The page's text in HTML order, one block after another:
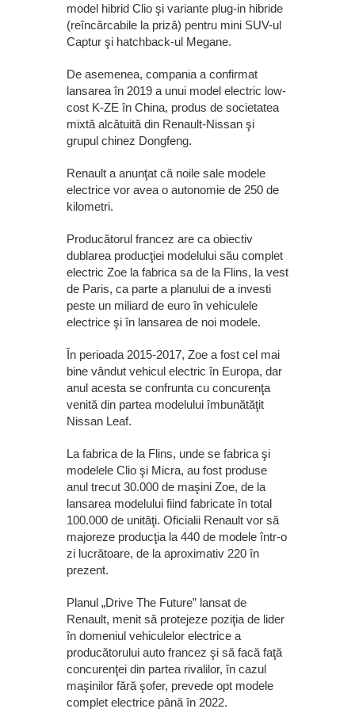
model hibrid Clio şi variante plug-in hibride
(reîncărcabile la priză) pentru mini SUV-ul
Captur şi hatchback-ul Megane.
De asemenea, compania a confirmat
lansarea în 2019 a unui model electric low-
cost K-ZE în China, produs de societatea
mixtă alcătuită din Renault-Nissan şi
grupul chinez Dongfeng.
Renault a anunţat că noile sale modele
electrice vor avea o autonomie de 250 de
kilometri.
Producătorul francez are ca obiectiv
dublarea producţiei modelului său complet
electric Zoe la fabrica sa de la Flins, la vest
de Paris, ca parte a planului de a investi
peste un miliard de euro în vehiculele
electrice şi în lansarea de noi modele.
În perioada 2015-2017, Zoe a fost cel mai
bine vândut vehicul electric în Europa, dar
anul acesta se confrunta cu concurenţa
venită din partea modelului îmbunătăţit
Nissan Leaf.
La fabrica de la Flins, unde se fabrica şi
modelele Clio şi Micra, au fost produse
anul trecut 30.000 de maşini Zoe, de la
lansarea modelului fiind fabricate în total
100.000 de unităţi. Oficialii Renault vor să
majoreze producţia la 440 de modele într-o
zi lucrătoare, de la aproximativ 220 în
prezent.
Planul „Drive The Future” lansat de
Renault, menit să protejeze poziţia de lider
în domeniul vehiculelor electrice a
producătorului auto francez şi să facă faţă
concurenţei din partea rivalilor, în cazul
maşinilor fără şofer, prevede opt modele
complet electrice până în 2022.